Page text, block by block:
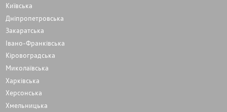
Київська
Дніпропетровська
Закаратська
Івано-Франківська
Кіровоградська
Миколаївська
Харківська
Херсонська
Хмельницька